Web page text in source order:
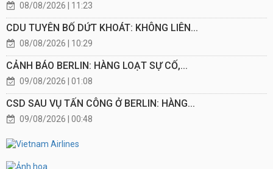
08/08/2026 | 11:23
CDU TUYÊN BỐ DỨT KHOÁT: KHÔNG LIÊN...
08/08/2026 | 10:29
CẢNH BÁO BERLIN: HÀNG LOẠT SỰ CỐ,...
09/08/2026 | 01:08
CSD SAU VỤ TẤN CÔNG Ở BERLIN: HÀNG...
09/08/2026 | 00:48